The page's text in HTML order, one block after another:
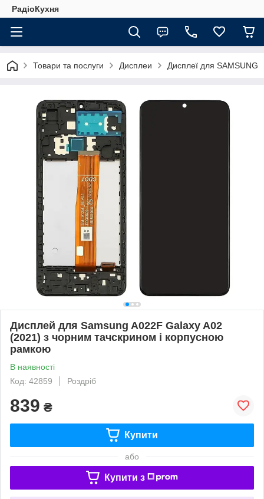
РадіоКухня
Товари та послуги Дисплеи Дисплеї для SAMSUNG
Дисплей для Samsung A022F Galaxy A02
(2021) з чорним тачскрином і корпусною
рамкою
В наявності
Код: 42859
Роздріб
839 ₴
Купити
або
Купити з